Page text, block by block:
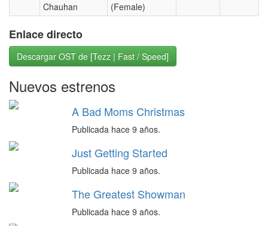
Chauhan
(Female)
Enlace directo
Descargar OST de [Tezz | Fast / Speed]
Nuevos estrenos
A Bad Moms Christmas
Publicada hace 9 años.
Just Getting Started
Publicada hace 9 años.
The Greatest Showman
Publicada hace 9 años.